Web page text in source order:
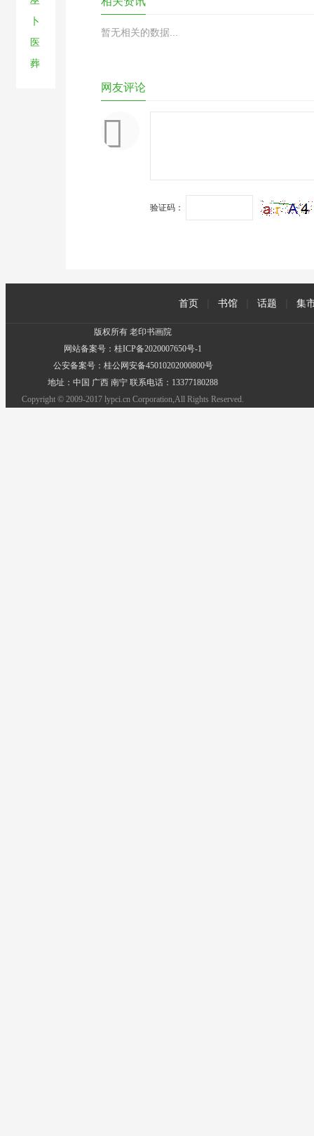
卜
医
葬
暂无相关的数据...
网友评论
验证码：
首页 书馆 话题 集
版权所有 老印书画院
网站备案号：桂ICP备2020007650号-1
公安备案号：桂公网安备45010202000800号
地址：中国 广西 南宁 联系电话：13377180288
Copyright © 2009-2017 lypci.cn Corporation,All Rights Reserved.